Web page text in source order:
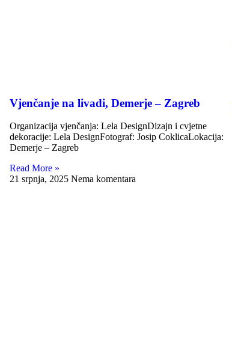
Vjenčanje na livadi, Demerje – Zagreb
Organizacija vjenčanja: Lela DesignDizajn i cvjetne
dekoracije: Lela DesignFotograf: Josip CoklicaLokacija:
Demerje – Zagreb
Read More »
21 srpnja, 2025Nema komentara